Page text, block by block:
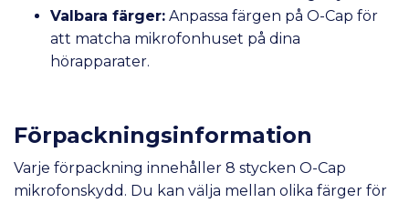
Valbara färger: Anpassa färgen på O-Cap för
att matcha mikrofonhuset på dina
hörapparater.
Förpackningsinformation
Varje förpackning innehåller 8 stycken O-Cap
mikrofonskydd. Du kan välja mellan olika färger för